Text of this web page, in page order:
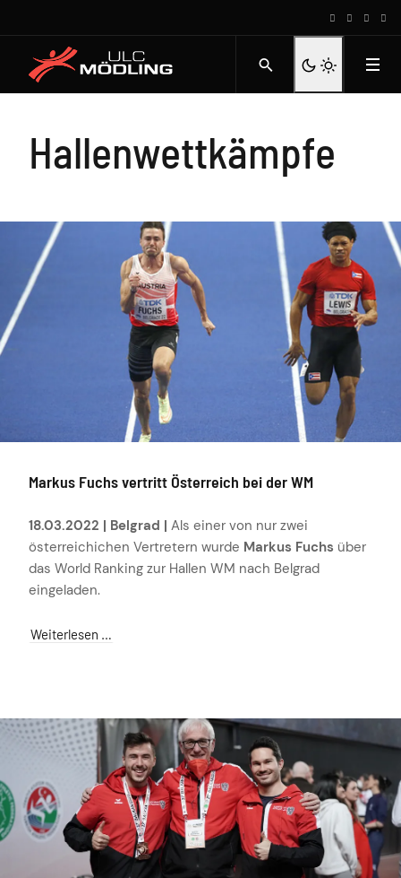
Hallenwettkämpfe
Markus Fuchs vertritt Österreich bei der WM
18.03.2022 | Belgrad | Als einer von nur zwei
österreichichen Vertretern wurde Markus Fuchs über
das World Ranking zur Hallen WM nach Belgrad
eingeladen.
Weiterlesen …